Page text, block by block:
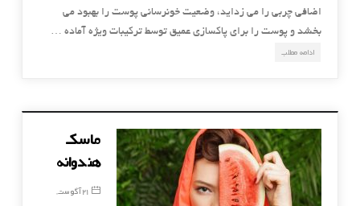
اضافی چربی را می زداید، وضعیت خونرسانی پوست را بهبود می
بخشد و پوست را برای پاكسازی عمیق توسط تركیبات ویژه آماده …
ادامه مطلب
ماسک
هندوانه
21 آگوست,